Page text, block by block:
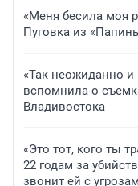
«Меня бесила моя
Пуговка из
«Так неожиданно
вспомнила о
Владивостока
«Это тот, кого ты
22 годам за
звонит ей с